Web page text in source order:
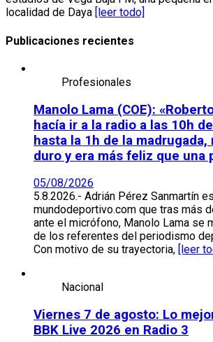
localidad de Daya
[leer todo]
Publicaciones recientes
Profesionales
Manolo Lama (COE):
hacía ir a la radio a las 10h
hasta la 1h de la madrugada,
duro y era más feliz que una
05/08/2026
5.8.2026.- Adrián Pérez Sanmartín
mundodeportivo.com que tras más
ante el micrófono, Manolo Lama se
de los referentes del periodismo
Con motivo de su trayectoria,
[leer
Nacional
Viernes 7 de agosto: Lo
BBK Live 2026 en Radio 3